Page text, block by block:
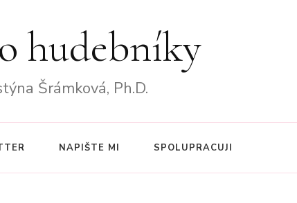
hudebníky
Šrámková, Ph.D.
NAPIŠTE MI SPOLUPRACUJI